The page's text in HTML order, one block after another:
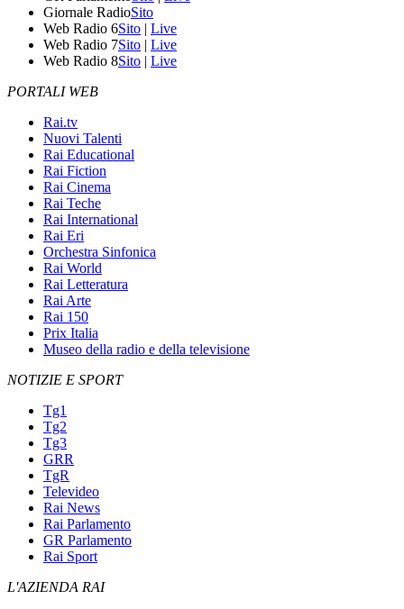
Giornale RadioSito
Web Radio 6Sito | Live
Web Radio 7Sito | Live
Web Radio 8Sito | Live
PORTALI WEB
Rai.tv
Nuovi Talenti
Rai Educational
Rai Fiction
Rai Cinema
Rai Teche
Rai International
Rai Eri
Orchestra Sinfonica
Rai World
Rai Letteratura
Rai Arte
Rai 150
Prix Italia
Museo della radio e della televisione
NOTIZIE E SPORT
Tg1
Tg2
Tg3
GRR
TgR
Televideo
Rai News
Rai Parlamento
GR Parlamento
Rai Sport
L'AZIENDA RAI